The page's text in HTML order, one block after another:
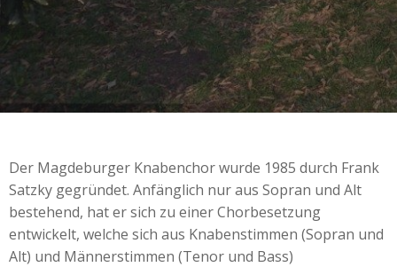
Der Magdeburger Knabenchor wurde 1985 durch Frank
Satzky gegründet. Anfänglich nur aus Sopran und Alt
bestehend, hat er sich zu einer Chorbesetzung
entwickelt, welche sich aus Knabenstimmen (Sopran und
Alt) und Männerstimmen (Tenor und Bass)